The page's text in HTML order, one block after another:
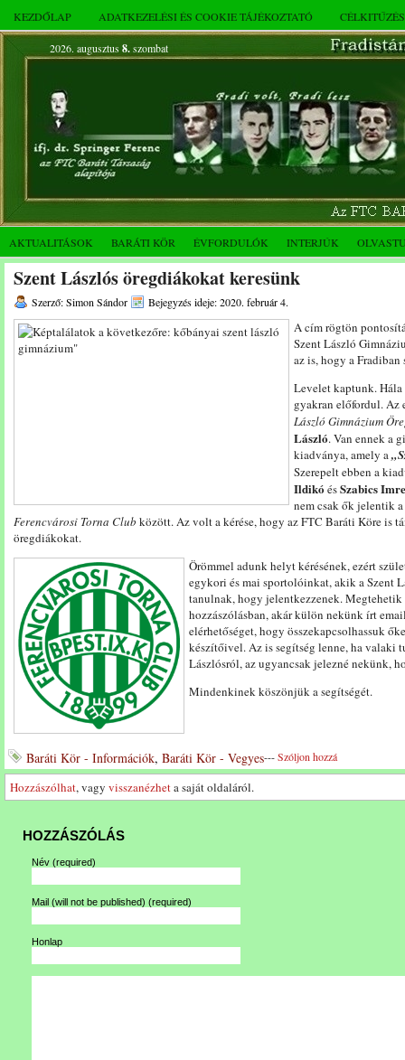
KEZDŐLAP ADATKEZELÉSI ÉS COOKIE TÁJÉKOZTATÓ
2026. augusztus 8.szombat
AKTUALITÁSOK BARÁTI KÖR ÉVFORDULÓK INTERJÚK
Szent Lászlós öregdiákokat keresünk
Szerző: Simon Sándor Bejegyzés ideje: 2020. február 4.
A cím rögtön
Szent László
az is, hogy a
Levelet kaptunk. Hála
gyakran előfordul.
László Gimnázium
László. Van ennek a
kiadványa, amely a
Szerepelt ebben a
Ildikó ésSzabics Imre
nem csak ők jelentik
Ferencvárosi Torna Club között. Az volt a kérése, hogy az FTC Baráti Köre is
öregdiákokat.
Örömmel adunk helyt kérésének, ezért
egykori és mai sportolóinkat, akik a Szent
tanulnak, hogy jelentkezzenek.
hozzászólásban, akár külön nekünk írt
elérhetőséget, hogy összekapcsolhassuk
készítőivel. Az is segítség lenne, ha valaki
Lászlósról, az ugyancsak jelezné nekünk,
Mindenkinek köszönjük a segítségét.
Baráti Kör - Információk, Baráti Kör - Vegyes---Szóljon hozzá
Hozzászólhat, vagy visszanézheta saját oldaláról.
HOZZÁSZÓLÁS
Név (required)
Mail (will not be published) (required)
Honlap